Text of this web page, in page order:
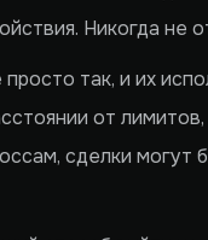
Никогда не
так, и их
от
сделки могут